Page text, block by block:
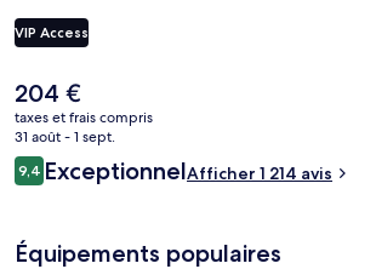
Les autres voyageurs apprécient l'emplacement
touristiques, mais aussi pour sa proximité avec
métro Universitat, à 6 min de marche.
VIP Access
Le
prix
actuel
est
de
204 €
taxes et frais compris
31 août - 1 sept.
Avis
voyageurs
9,49,4 sur 10
ExceptionnelAfficher 1 214 avis
Équipements populaires